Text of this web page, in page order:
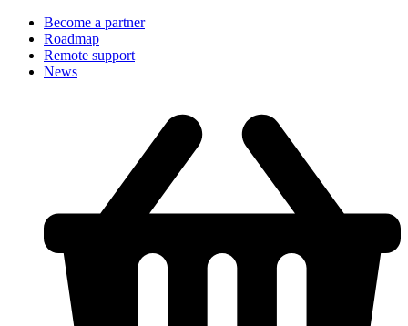
Become a partner
Roadmap
Remote support
News